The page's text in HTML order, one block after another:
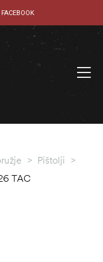
FACEBOOK
> Pištolji >
TAC